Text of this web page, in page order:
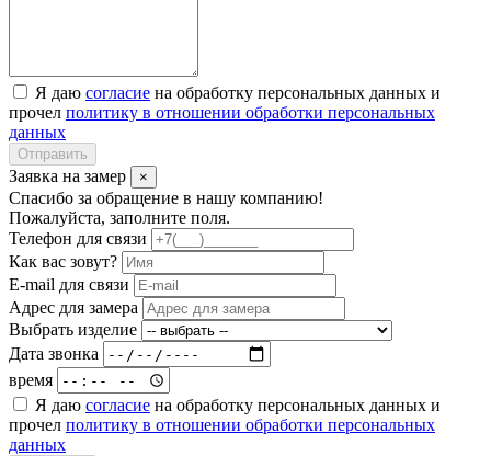
Я даю согласие на обработку персональных данных и
прочел политику в отношении обработки персональных
данных
Отправить
Заявка на замер ×
Спасибо за обращение в нашу компанию!
Пожалуйста, заполните поля.
Телефон для связи
Как вас зовут?
E-mail для связи
Адрес для замера
Выбрать изделие
Дата звонка
время
Я даю согласие на обработку персональных данных и
прочел политику в отношении обработки персональных
данных